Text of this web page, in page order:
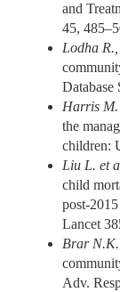
and
45,
Lodha
Database
Harris M.
the
children:
Liu L. et
child
post-
Lancet
Brar
Adv.